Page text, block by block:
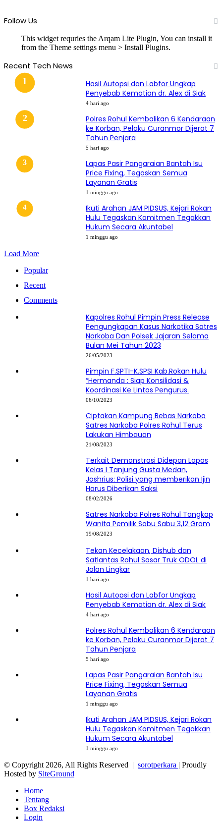
Follow Us
This widget requries the Arqam Lite Plugin, You can install it
from the Theme settings menu > Install Plugins.
Recent Tech News
Hasil Autopsi dan Labfor Ungkap
Penyebab Kematian dr. Alex di Siak
4 hari ago
Polres Rohul Kembalikan 6 Kendaraan
ke Korban, Pelaku Curanmor Dijerat 7
Tahun Penjara
5 hari ago
Lapas Pasir Pangaraian Bantah Isu
Price Fixing, Tegaskan Semua
Layanan Gratis
1 minggu ago
Ikuti Arahan JAM PIDSUS, Kejari Rokan
Hulu Tegaskan Komitmen Tegakkan
Hukum Secara Akuntabel
1 minggu ago
Load More
Popular
Recent
Comments
Kapolres Rohul Pimpin Press Release
Pengungkapan Kasus Narkotika Satres
Narkoba Dan Polsek Jajaran Selama
Bulan Mei Tahun 2023
26/05/2023
Pimpin F.SPTI-K.SPSI Kab.Rokan Hulu
“Hermanda : Siap Konsilidasi &
Koordinasi Ke Lintas Pengurus.
06/10/2023
Ciptakan Kampung Bebas Narkoba
Satres Narkoba Polres Rohul Terus
Lakukan Himbauan
21/08/2023
Terkait Demonstrasi Didepan Lapas
Kelas I Tanjung Gusta Medan,
Joshrius: Polisi yang memberikan Ijin
Harus Diberikan Saksi
08/02/2026
Satres Narkoba Polres Rohul Tangkap
Wanita Pemilik Sabu Sabu 3,12 Gram
19/08/2023
Tekan Kecelakaan, Dishub dan
Satlantas Rohul Sasar Truk ODOL di
Jalan Lingkar
1 hari ago
Hasil Autopsi dan Labfor Ungkap
Penyebab Kematian dr. Alex di Siak
4 hari ago
Polres Rohul Kembalikan 6 Kendaraan
ke Korban, Pelaku Curanmor Dijerat 7
Tahun Penjara
5 hari ago
Lapas Pasir Pangaraian Bantah Isu
Price Fixing, Tegaskan Semua
Layanan Gratis
1 minggu ago
Ikuti Arahan JAM PIDSUS, Kejari Rokan
Hulu Tegaskan Komitmen Tegakkan
Hukum Secara Akuntabel
1 minggu ago
© Copyright 2026, All Rights Reserved | sorotperkara | Proudly
Hosted by SiteGround
Home
Tentang
Box Redaksi
Login